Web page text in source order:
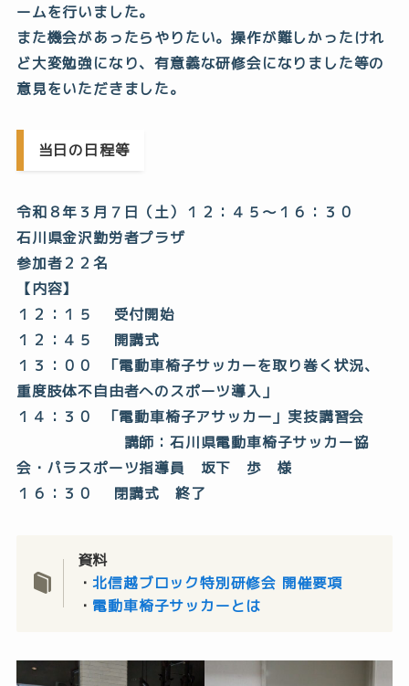
ームを行いました。
また機会があったらやりたい。操作が難しかったけれ
ど大変勉強になり、有意義な研修会になりました等の
意見をいただきました。
当日の日程等
令和８年３月７日（土）１２：４５～１６：３０
石川県金沢勤労者プラザ
参加者２２名
【内容】
１２：１５ 受付開始
１２：４５ 開講式
１３：００ 「電動車椅子サッカーを取り巻く状況、
重度肢体不自由者へのスポーツ導入」
１４：３０ 「電動車椅子アサッカー」実技講習会
講師：石川県電動車椅子サッカー協
会・パラスポーツ指導員 坂下 歩 様
１６：３０ 閉講式 終了
資料
・北信越ブロック特別研修会 開催要項
・ 電動車椅子サッカーとは